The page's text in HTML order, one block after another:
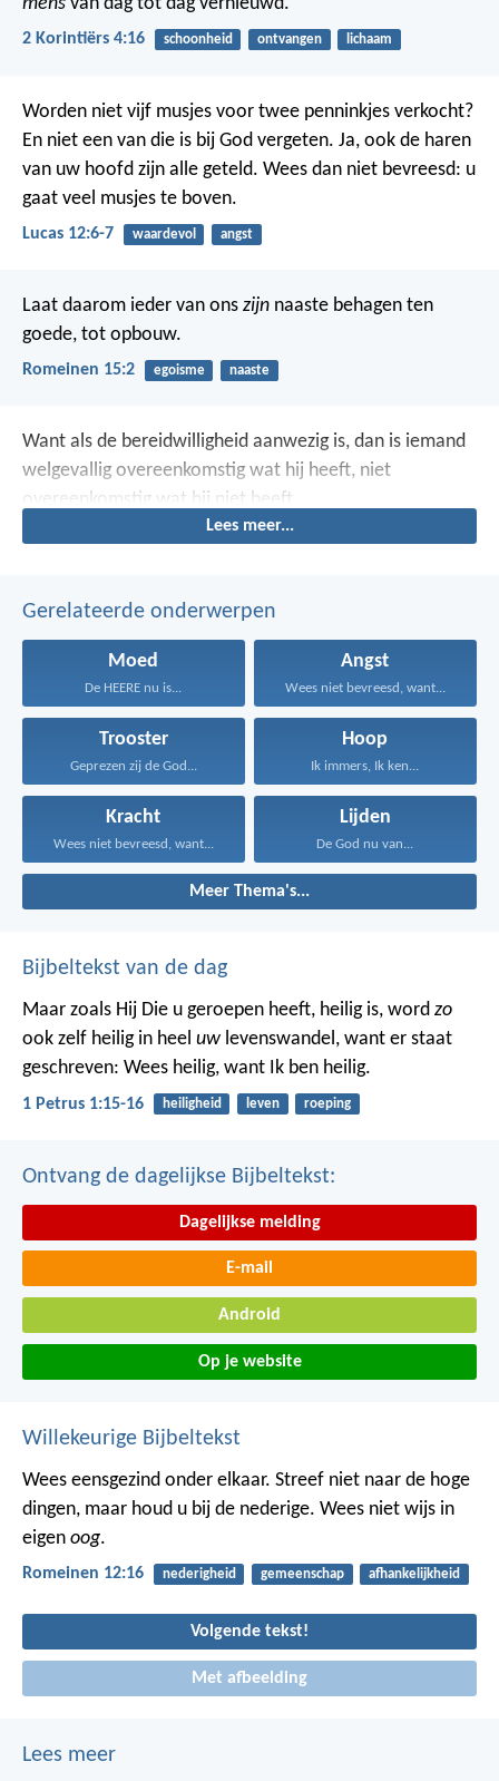
2 Korintiërs 4:16 schoonheid ontvangen lichaam
Worden niet vijf musjes voor twee penninkjes verkocht?
En niet een van die is bij God vergeten. Ja, ook de haren
van uw hoofd zijn alle geteld. Wees dan niet bevreesd: u
gaat veel musjes te boven.
Lucas 12:6-7 waardevol angst
Laat daarom ieder van ons zijn naaste behagen ten
goede, tot opbouw.
Romeinen 15:2 egoisme naaste
Want als de bereidwilligheid aanwezig is, dan is iemand
welgevallig overeenkomstig wat hij heeft, niet
overeenkomstig wat hij niet heeft.
Lees meer...
Gerelateerde onderwerpen
Moed
De HEERE nu is...
Angst
Wees niet bevreesd, want...
Trooster
Geprezen zij de God...
Hoop
Ik immers, Ik ken...
Kracht
Wees niet bevreesd, want...
Lijden
De God nu van...
Meer Thema's...
Bijbeltekst van de dag
Maar zoals Hij Die u geroepen heeft, heilig is, word zo
ook zelf heilig in heel uw levenswandel, want er staat
geschreven: Wees heilig, want Ik ben heilig.
1 Petrus 1:15-16 heiligheid leven roeping
Ontvang de dagelijkse Bijbeltekst:
Dagelijkse melding
E-mail
Android
Op je website
Willekeurige Bijbeltekst
Wees eensgezind onder elkaar. Streef niet naar de hoge
dingen, maar houd u bij de nederige. Wees niet wijs in
eigen oog.
Romeinen 12:16 nederigheid gemeenschap afhankelijkheid
Volgende tekst!
Met afbeelding
Lees meer